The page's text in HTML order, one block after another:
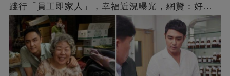
踐行「員工即家人」，幸福近況曝光，網贊：好老
闆的福報